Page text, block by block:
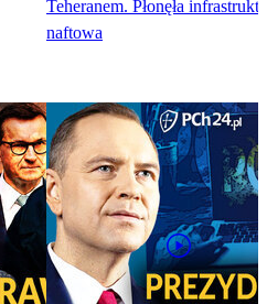
Teheranem. Płonęła
naftowa